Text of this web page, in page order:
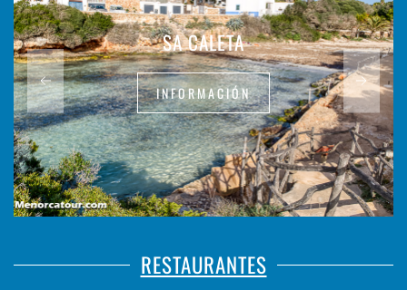
SA CALETA
INFORMACIÓN
RESTAURANTES